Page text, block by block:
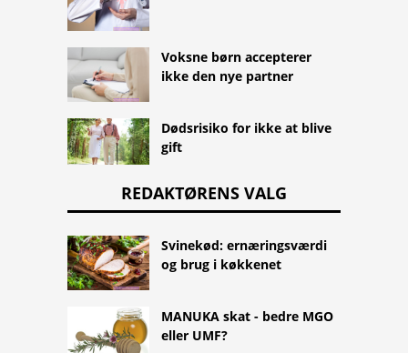
Voksne børn accepterer
ikke den nye partner
Dødsrisiko for ikke at blive
gift
REDAKTØRENS VALG
Svinekød: ernæringsværdi
og brug i køkkenet
MANUKA skat - bedre MGO
eller UMF?